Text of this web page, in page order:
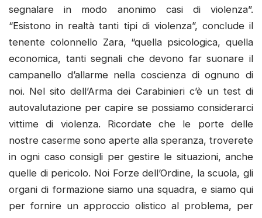
segnalare in modo anonimo casi di violenza”.
“Esistono in realtà tanti tipi di violenza”, conclude il
tenente colonnello Zara, “quella psicologica, quella
economica, tanti segnali che devono far suonare il
campanello d’allarme nella coscienza di ognuno di
noi. Nel sito dell’Arma dei Carabinieri c’è un test di
autovalutazione per capire se possiamo considerarci
vittime di violenza. Ricordate che le porte delle
nostre caserme sono aperte alla speranza, troverete
in ogni caso consigli per gestire le situazioni, anche
quelle di pericolo. Noi Forze dell’Ordine, la scuola, gli
organi di formazione siamo una squadra, e siamo qui
per fornire un approccio olistico al problema, per